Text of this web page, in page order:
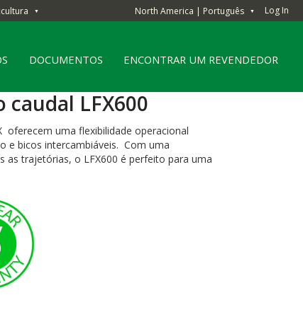
▼ North America | Português ▼ Log In
DOCUMENTOS ENCONTRAR UM REVENDEDOR
caudal LFX600
oferecem uma flexibilidade operacional
e bicos intercambiáveis. Com uma
as trajetórias, o LFX600 é perfeito para uma